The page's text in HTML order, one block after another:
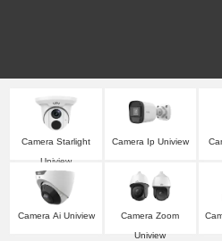
Camera Starlight
Uniview
Camera Ip Uniview
Camera Ai Uniview
Camera Zoom
Uniview